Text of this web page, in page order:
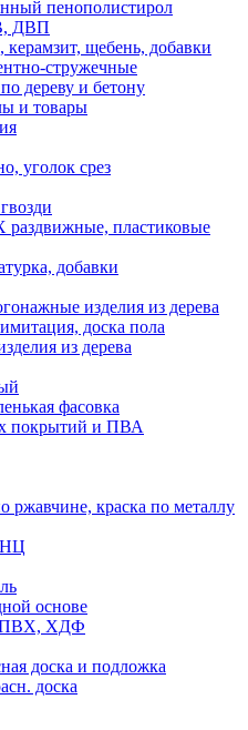
пенополистирол
ДВП
керамзит, щебень, добавки
стружечные
дереву и бетону
и товары
уголок срез
пластиковые
добавки
изделия из дерева
доска пола
из дерева
фасовка
покрытий и ПВА
ржавчине, краска по металлу
НЦ
основе
ПВХ, ХДФ
доска и подложка
доска